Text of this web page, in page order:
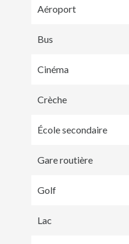
Aéroport
Bus
Cinéma
Crèche
École secondaire
Gare routière
Golf
Lac